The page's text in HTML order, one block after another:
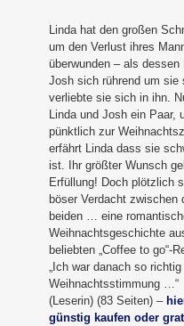
Linda hat den großen
um den Verlust ihres
überwunden – als dessen
Josh sich rührend um sie
verliebte sie sich in ihn.
Linda und Josh ein Paar,
pünktlich zur
erfährt Linda dass sie
ist. Ihr größter Wunsch
Erfüllung! Doch plötzlich
böser Verdacht zwischen
beiden … eine
Weihnachtsgeschichte
beliebten „Coffee to go“-
„Ich war danach so
Weihnachtsstimmung …“
(Leserin) (83 Seiten) –
günstig kaufen oder